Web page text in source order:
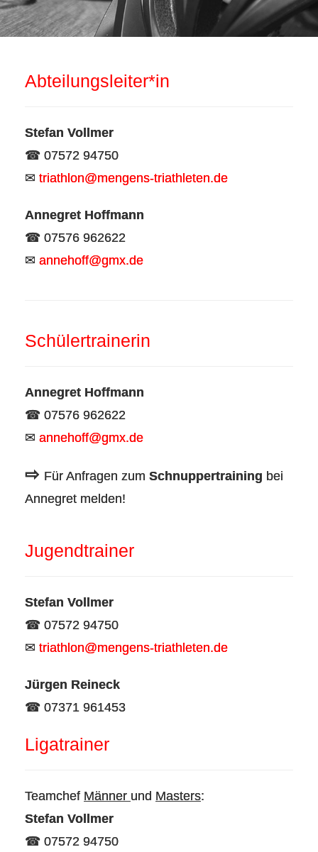
Abteilungsleiter*in
Stefan Vollmer
☎ 07572 94750
✉ triathlon@mengens-triathleten.de
Annegret Hoffmann
☎ 07576 962622
✉ annehoff@gmx.de
Schülertrainerin
Annegret Hoffmann
☎ 07576 962622
✉ annehoff@gmx.de
⇨ Für Anfragen zum Schnuppertraining bei
Annegret melden!
Jugendtrainer
Stefan Vollmer
☎ 07572 94750
✉ triathlon@mengens-triathleten.de
Jürgen Reineck
☎ 07371 961453
Ligatrainer
Teamchef Männer und Masters:
Stefan Vollmer
☎ 07572 94750